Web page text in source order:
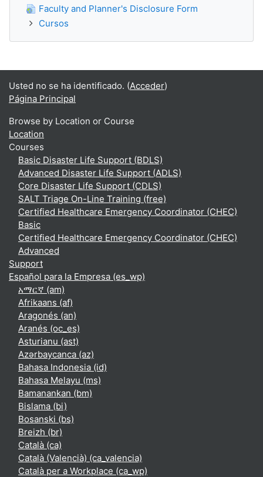
Faculty and Planner's Disclosure Form
Cursos
Usted no se ha identificado. (Acceder)
Página Principal
Browse by Location or Course
Location
Courses
Basic Disaster Life Support (BDLS)
Advanced Disaster Life Support (ADLS)
Core Disaster Life Support (CDLS)
SALT Triage On-Line Training (free)
Certified Healthcare Emergency Coordinator (CHEC)
Basic
Certified Healthcare Emergency Coordinator (CHEC)
Advanced
Support
Español para la Empresa ‎(es_wp)‎
አማርኛ ‎(am)‎
Afrikaans ‎(af)‎
Aragonés ‎(an)‎
Aranés ‎(oc_es)‎
Asturianu ‎(ast)‎
Azərbaycanca ‎(az)‎
Bahasa Indonesia ‎(id)‎
Bahasa Melayu ‎(ms)‎
Bamanankan ‎(bm)‎
Bislama ‎(bi)‎
Bosanski ‎(bs)‎
Breizh ‎(br)‎
Català ‎(ca)‎
Català (Valencià) ‎(ca_valencia)‎
Català per a Workplace ‎(ca_wp)‎